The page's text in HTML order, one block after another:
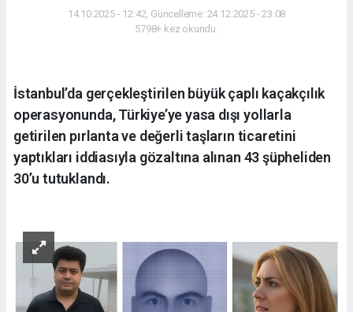
14.10.2025 - 12:42, Güncelleme: 24.12.2025 - 23:08
5798+ kez okundu.
İstanbul’da gerçekleştirilen büyük çaplı kaçakçılık
operasyonunda, Türkiye’ye yasa dışı yollarla
getirilen pırlanta ve değerli taşların ticaretini
yaptıkları iddiasıyla gözaltına alınan 43 şüpheliden
30’u tutuklandı.